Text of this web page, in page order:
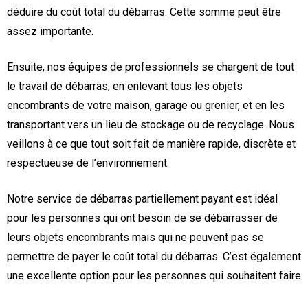
déduire du coût total du débarras. Cette somme peut être
assez importante.
Ensuite, nos équipes de professionnels se chargent de tout
le travail de débarras, en enlevant tous les objets
encombrants de votre maison, garage ou grenier, et en les
transportant vers un lieu de stockage ou de recyclage. Nous
veillons à ce que tout soit fait de manière rapide, discrète et
respectueuse de l’environnement.
Notre service de débarras partiellement payant est idéal
pour les personnes qui ont besoin de se débarrasser de
leurs objets encombrants mais qui ne peuvent pas se
permettre de payer le coût total du débarras. C’est également
une excellente option pour les personnes qui souhaitent faire